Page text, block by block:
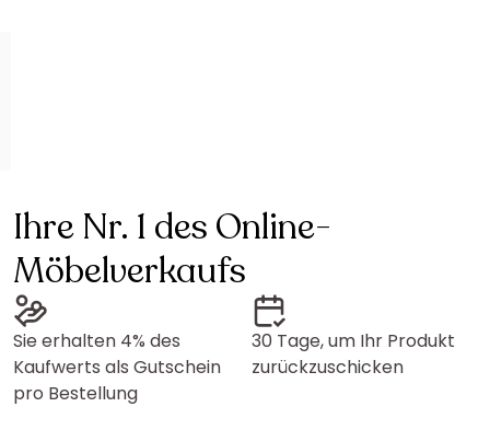
Ihre Nr. 1 des Online-
Möbelverkaufs
Sie erhalten 4% des
Kaufwerts als Gutschein
pro Bestellung
30 Tage, um Ihr Produkt
zurückzuschicken